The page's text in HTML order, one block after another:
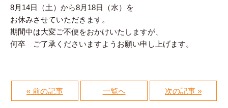
8月14日（土）から8月18日（水）を
お休みさせていただきます。
期間中は大変ご不便をおかけいたしますが、
何卒 ご了承くださいますようお願い申し上げます。
« 前の記事 一覧へ 次の記事 »